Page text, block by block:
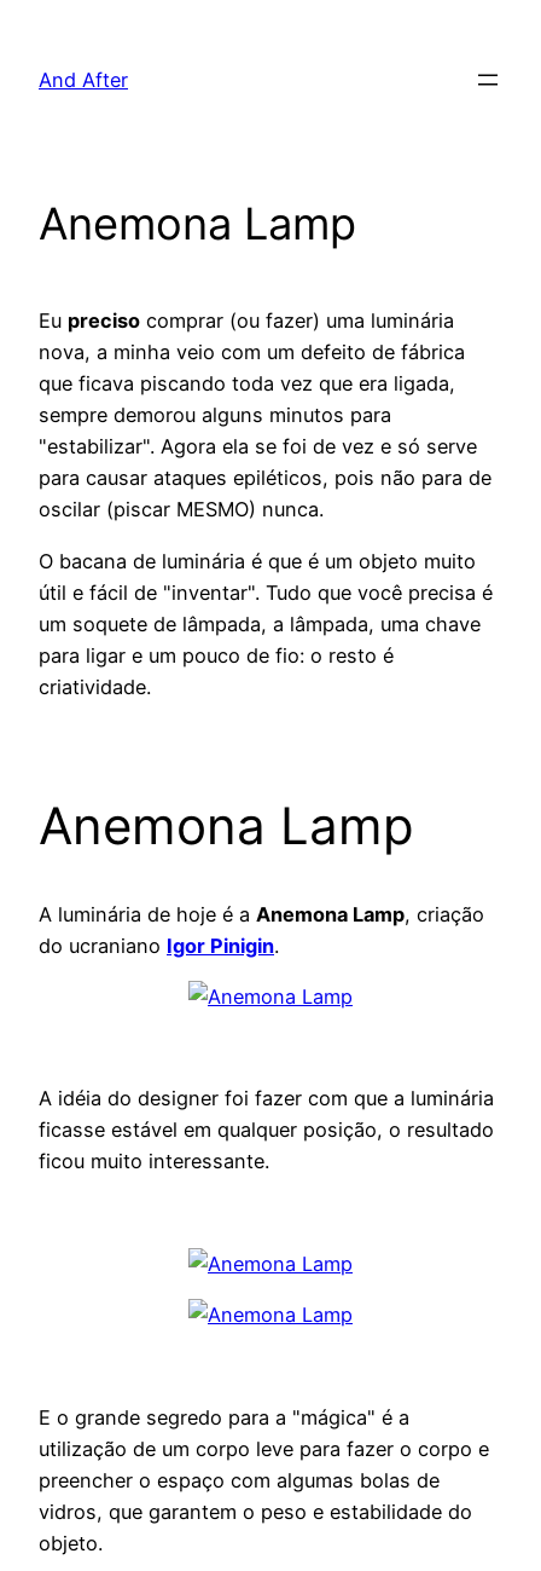
And After
Anemona Lamp
Eu preciso comprar (ou fazer) uma luminária
nova, a minha veio com um defeito de fábrica
que ficava piscando toda vez que era ligada,
sempre demorou alguns minutos para
"estabilizar". Agora ela se foi de vez e só serve
para causar ataques epiléticos, pois não para de
oscilar (piscar MESMO) nunca.
O bacana de luminária é que é um objeto muito
útil e fácil de "inventar". Tudo que você precisa é
um soquete de lâmpada, a lâmpada, uma chave
para ligar e um pouco de fio: o resto é
criatividade.
Anemona Lamp
A luminária de hoje é a Anemona Lamp, criação
do ucraniano Igor Pinigin.
A idéia do designer foi fazer com que a luminária
ficasse estável em qualquer posição, o resultado
ficou muito interessante.
E o grande segredo para a "mágica" é a
utilização de um corpo leve para fazer o corpo e
preencher o espaço com algumas bolas de
vidros, que garantem o peso e estabilidade do
objeto.